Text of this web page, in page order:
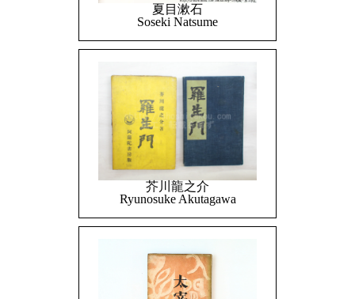
夏目漱石
Soseki Natsume
芥川龍之介
Ryunosuke Akutagawa